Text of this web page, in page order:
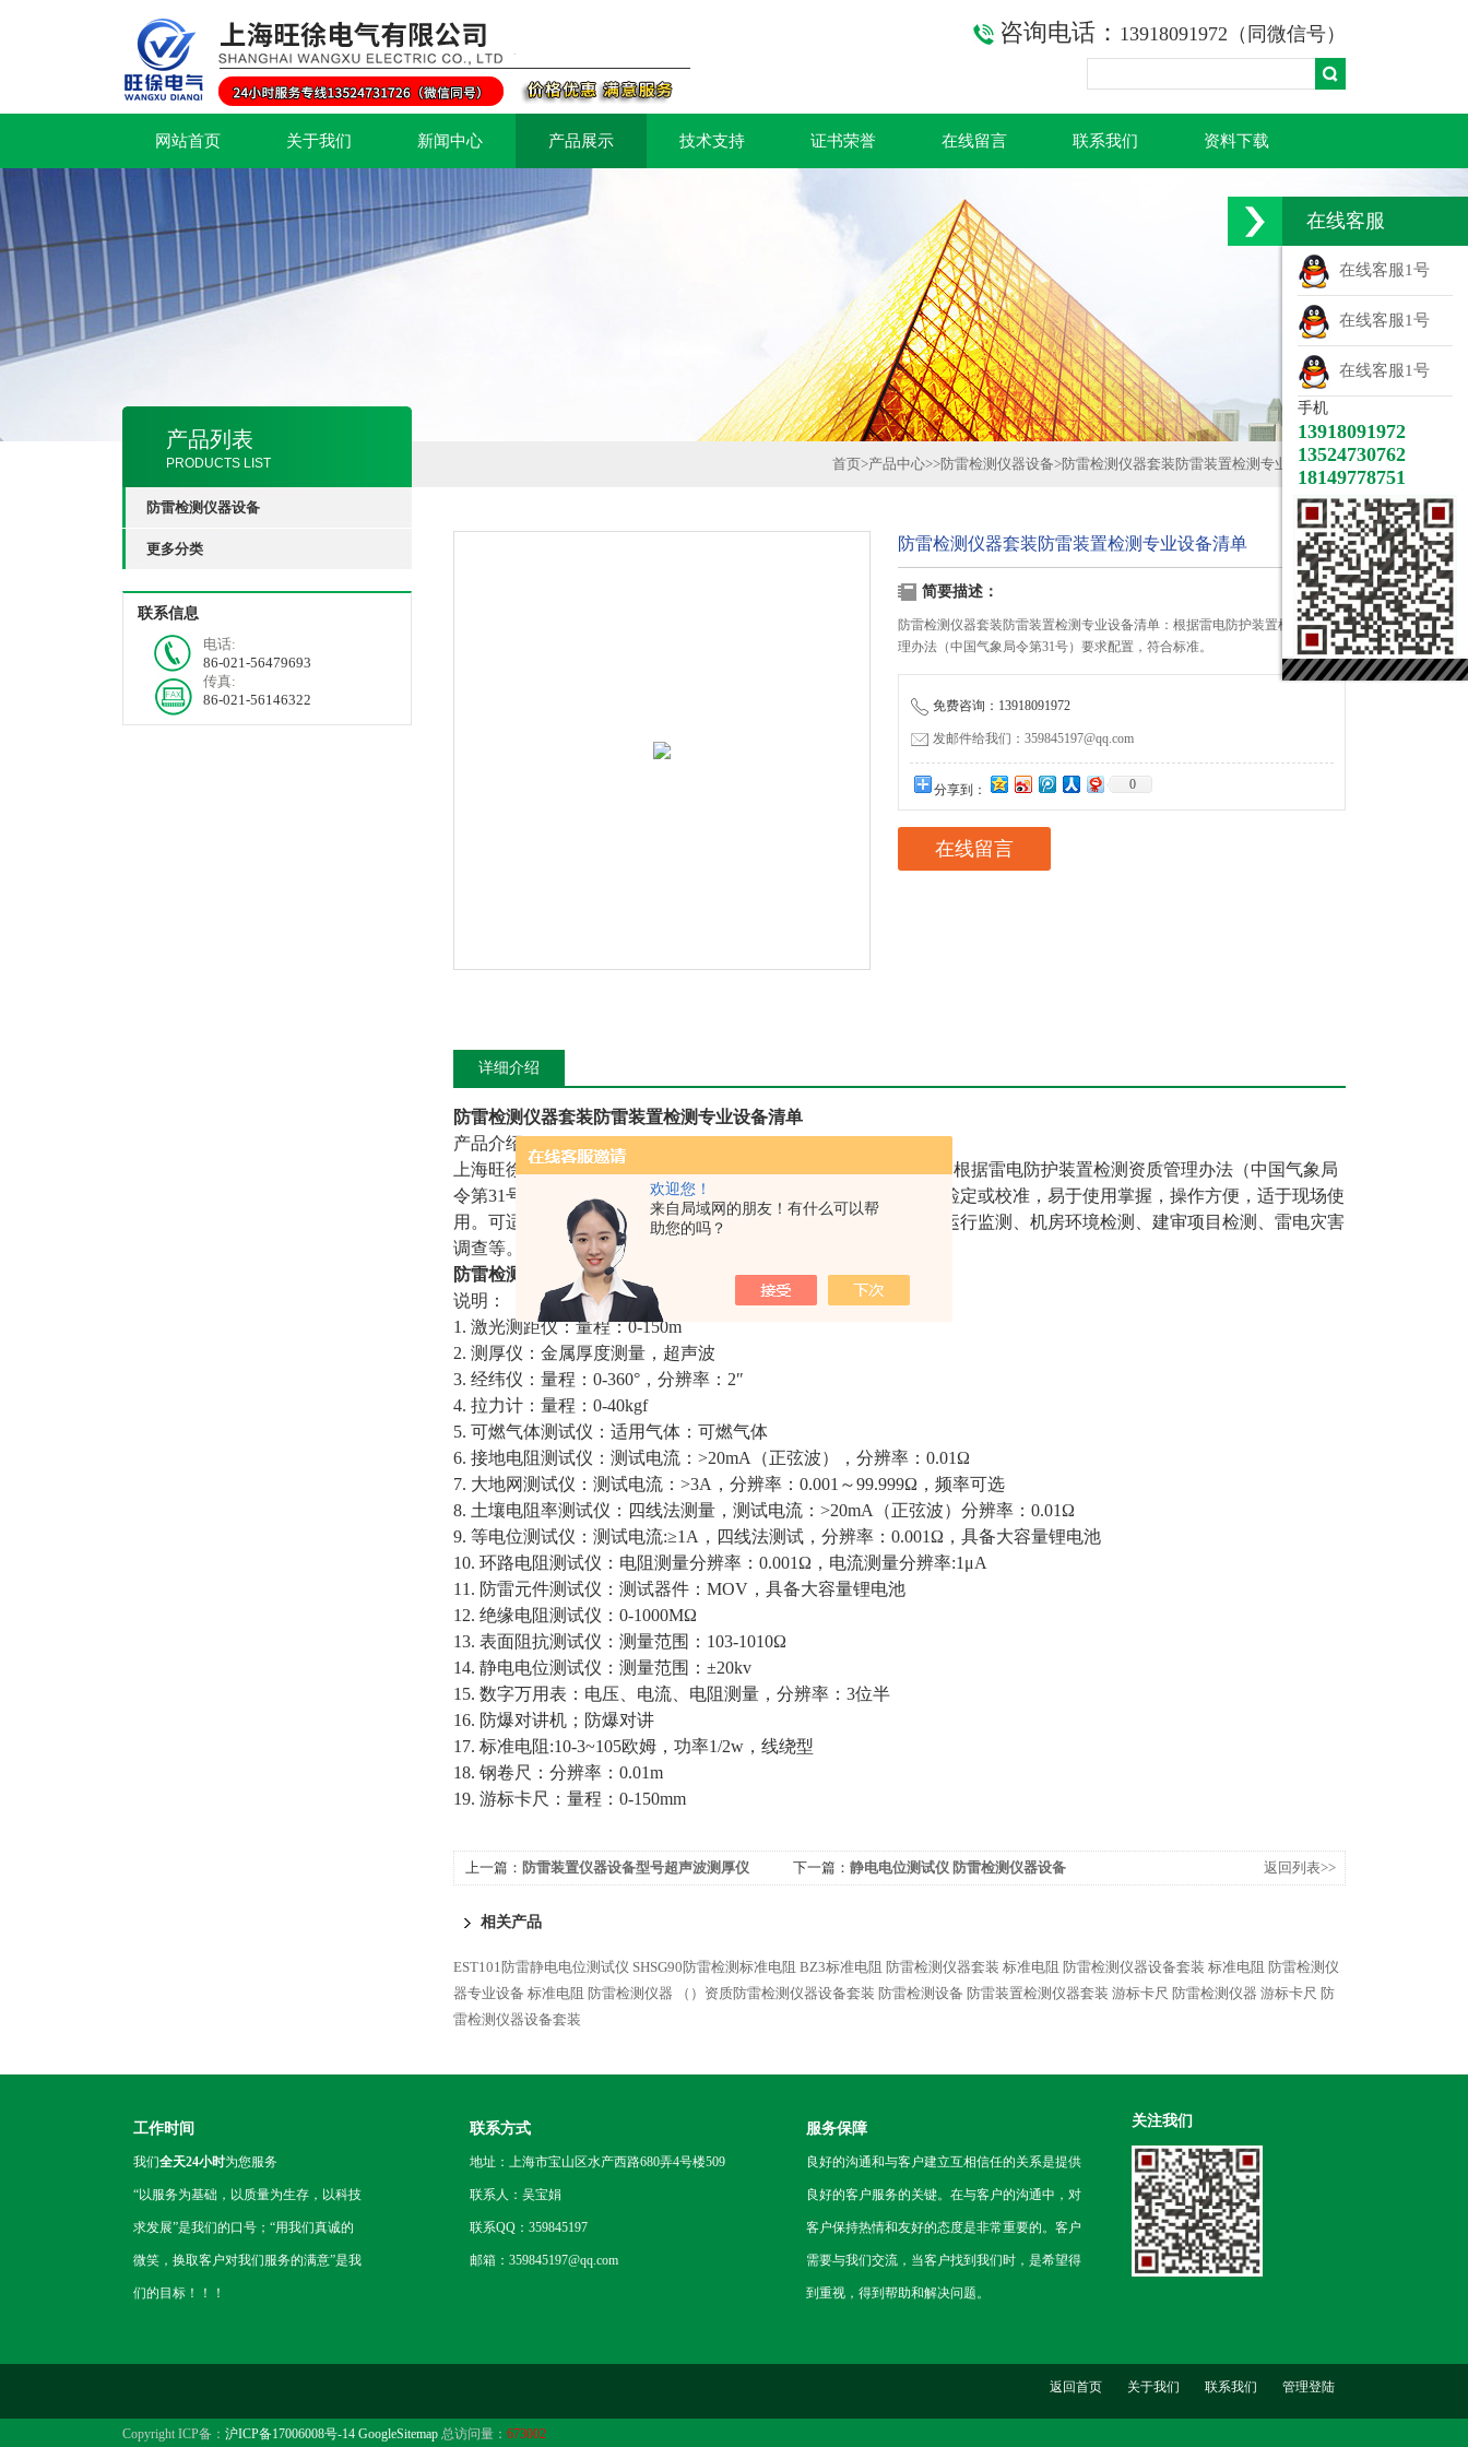
欢迎您！
来自局域网的朋友！有什么可以帮
助您的吗？
咨询电话： 13918091972（同微信号）
网站首页 关于我们 新闻中心 产品展示 技术支持 证书荣誉 在线留言 联系我们 资料下载
产品列表
PRODUCTS LIST
防雷检测仪器设备
更多分类
联系信息
电话:
86-021-56479693
传真:
86-021-56146322
首页>产品中心>>防雷检测仪器设备>防雷检测仪器套装防雷装置检测专业设备清单
防雷检测仪器套装防雷装置检测专业设备清单
简要描述：
防雷检测仪器套装防雷装置检测专业设备清单：根据雷电防护装置检测资质管
理办法（中国气象局令第31号）要求配置，符合标准。
免费咨询：13918091972
发邮件给我们：359845197@qq.com
分享到： 0
在线留言
详细介绍
防雷检测仪器套装防雷装置检测专业设备清单
产品介绍：
上海旺徐电气有限公司提供
，根据雷电防护装置检测资质管理办法（中国气象局
令第31号）要求配置，符合标准。可满足国家法定计量检定机构检定或校准，易于使用掌握，操作方便，适于现场使
用。可适用于用于避雷装置检测、防雷工程验收检测、过压器件运行监测、机房环境检测、建审项目检测、雷电灾害
调查等。
防雷检测仪器套装防雷装置检测专业设备清单
说明：
1. 激光测距仪：量程：0-150m
2. 测厚仪：金属厚度测量，超声波
3. 经纬仪：量程：0-360°，分辨率：2″
4. 拉力计：量程：0-40kgf
5. 可燃气体测试仪：适用气体：可燃气体
6. 接地电阻测试仪：测试电流：>20mA（正弦波），分辨率：0.01Ω
7. 大地网测试仪：测试电流：>3A，分辨率：0.001～99.999Ω，频率可选
8. 土壤电阻率测试仪：四线法测量，测试电流：>20mA（正弦波）分辨率：0.01Ω
9. 等电位测试仪：测试电流:≥1A，四线法测试，分辨率：0.001Ω，具备大容量锂电池
10. 环路电阻测试仪：电阻测量分辨率：0.001Ω，电流测量分辨率:1μA
11. 防雷元件测试仪：测试器件：MOV，具备大容量锂电池
12. 绝缘电阻测试仪：0-1000MΩ
13. 表面阻抗测试仪：测量范围：103-1010Ω
14. 静电电位测试仪：测量范围：±20kv
15. 数字万用表：电压、电流、电阻测量，分辨率：3位半
16. 防爆对讲机；防爆对讲
17. 标准电阻:10-3~105欧姆，功率1/2w，线绕型
18. 钢卷尺：分辨率：0.01m
19. 游标卡尺：量程：0-150mm
上一篇： 防雷装置仪器设备型号超声波测厚仪 下一篇： 静电电位测试仪 防雷检测仪器设备 返回列表>>
相关产品
EST101防雷静电电位测试仪 SHSG90防雷检测标准电阻 BZ3标准电阻 防雷检测仪器套装 标准电阻 防雷检测仪器设备套装 标准电阻 防雷检测仪
器专业设备 标准电阻 防雷检测仪器 （）资质防雷检测仪器设备套装 防雷检测设备 防雷装置检测仪器套装 游标卡尺 防雷检测仪器 游标卡尺 防
雷检测仪器设备套装
工作时间
我们全天24小时为您服务
“以服务为基础，以质量为生存，以科技
求发展”是我们的口号；“用我们真诚的
微笑，换取客户对我们服务的满意”是我
们的目标！！！
联系方式
地址：上海市宝山区水产西路680弄4号楼509
联系人：吴宝娟
联系QQ：359845197
邮箱：359845197@qq.com
服务保障
良好的沟通和与客户建立互相信任的关系是提供
良好的客户服务的关键。在与客户的沟通中，对
客户保持热情和友好的态度是非常重要的。客户
需要与我们交流，当客户找到我们时，是希望得
到重视，得到帮助和解决问题。
关注我们
Copyright ICP备： 沪ICP备17006008号-14 GoogleSitemap 总访问量： 673002
返回首页 关于我们 联系我们 管理登陆
在线客服
在线客服1号
在线客服1号
在线客服1号
手机
13918091972
13524730762
18149778751